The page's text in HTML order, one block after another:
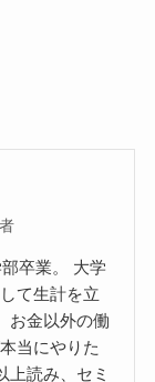
卒業。 大学
て生計を立
お金以外の働
当にやりた
上読み、セミ